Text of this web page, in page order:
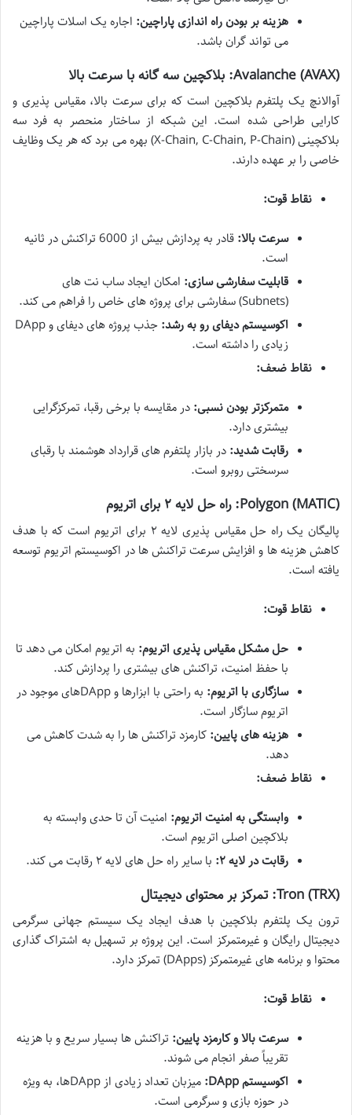
هزینه بر بودن راه اندازی پاراچین: اجاره یک اسلات پاراچین
می تواند گران باشد.
Avalanche (AVAX): بلاکچین سه گانه با سرعت بالا
آوالانچ یک پلتفرم بلاکچین است که برای سرعت بالا، مقیاس پذیری و
کارایی طراحی شده است. این شبکه از ساختار منحصر به فرد سه
بلاکچینی (X-Chain, C-Chain, P-Chain) بهره می برد که هر یک وظایف
خاصی را بر عهده دارند.
نقاط قوت:
سرعت بالا:
قادر به پردازش بیش از 6000 تراکنش در ثانیه
است.
قابلیت سفارشی سازی: امکان ایجاد ساب نت های
(Subnets) سفارشی برای پروژه های خاص را فراهم می کند.
اکوسیستم دیفای رو به رشد:
جذب پروژه های دیفای و DApp
زیادی را داشته است.
نقاط ضعف:
متمرکزتر بودن نسبی: در مقایسه با برخی رقبا، تمرکزگرایی
بیشتری دارد.
رقابت شدید: در بازار پلتفرم های قرارداد هوشمند با رقبای
سرسختی روبرو است.
Polygon (MATIC): راه حل لایه ۲ برای اتریوم
پالیگان یک راه حل مقیاس پذیری لایه ۲ برای اتریوم است که با هدف
کاهش هزینه ها و افزایش سرعت تراکنش ها در اکوسیستم اتریوم توسعه
یافته است.
نقاط قوت:
حل مشکل مقیاس پذیری اتریوم: به اتریوم امکان می دهد تا
با حفظ امنیت، تراکنش های بیشتری را پردازش کند.
سازگاری با اتریوم:
به راحتی با ابزارها و DAppهای موجود در
اتریوم سازگار است.
هزینه های پایین: کارمزد تراکنش ها را به شدت کاهش می
دهد.
نقاط ضعف:
وابستگی به امنیت اتریوم: امنیت آن تا حدی وابسته به
بلاکچین اصلی اتریوم است.
رقابت در لایه ۲:
با سایر راه حل های لایه ۲ رقابت می کند.
Tron (TRX): تمرکز بر محتوای دیجیتال
ترون یک پلتفرم بلاکچین با هدف ایجاد یک سیستم جهانی سرگرمی
دیجیتال رایگان و غیرمتمرکز است. این پروژه بر تسهیل به اشتراک گذاری
محتوا و برنامه های غیرمتمرکز (DApps) تمرکز دارد.
نقاط قوت:
سرعت بالا و کارمزد پایین: تراکنش ها بسیار سریع و با هزینه
تقریباً صفر انجام می شوند.
اکوسیستم DApp:
میزبان تعداد زیادی از DAppها، به ویژه
در حوزه بازی و سرگرمی است.